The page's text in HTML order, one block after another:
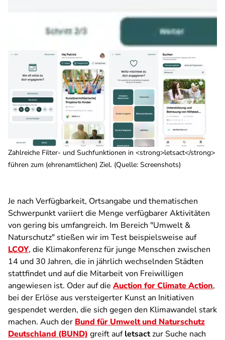
Zahlreiche Filter- und Suchfunktionen in <strong>letsact</strong>
führen zum (ehrenamtlichen) Ziel. (Quelle: Screenshots)
Je nach Verfügbarkeit, Ortsangabe und thematischen
Schwerpunkt variiert die Menge verfügbarer Aktivitäten
von gering bis umfangreich. Im Bereich "Umwelt &
Naturschutz" stießen wir im Test beispielsweise auf
LCOY, die Klimakonferenz für junge Menschen zwischen
14 und 30 Jahren, die in jährlich wechselnden Städten
stattfindet und auf die Mitarbeit von Freiwilligen
angewiesen ist. Oder auf die Auction for Climate Action,
bei der Erlöse aus versteigerter Kunst an Initiativen
gespendet werden, die sich gegen den Klimawandel stark
machen. Auch der Bund für Umwelt und Naturschutz
Deutschland (BUND) greift aufletsactzur Suche nach